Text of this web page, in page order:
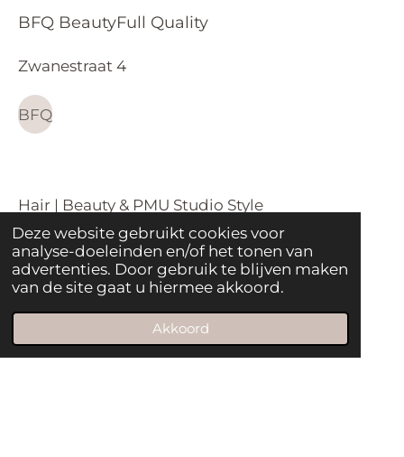
Deze website gebruikt cookies voor
analyse-doeleinden en/of het tonen van
advertenties. Door gebruik te blijven maken
van de site gaat u hiermee akkoord.
Akkoord
g
m
A
p
BFQ BeautyFull Quality
Zwanestraat 4
BFQ
Hair | Beauty & PMU Studio Style
Floresstraat 9
Studio Style
Algemene voorwaarden